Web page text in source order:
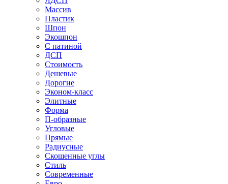
Массив
Пластик
Шпон
Экошпон
С патиной
ДСП
Стоимость
Дешевые
Дорогие
Эконом-класс
Элитные
Форма
П-образные
Угловые
Прямые
Радиусные
Скошенные углы
Стиль
Современные